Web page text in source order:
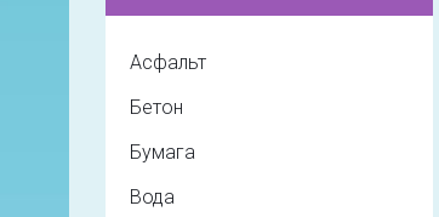
Асфальт
Бетон
Бумага
Вода